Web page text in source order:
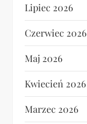
Lipiec 2026
Czerwiec 2026
Maj 2026
Kwiecień 2026
Marzec 2026